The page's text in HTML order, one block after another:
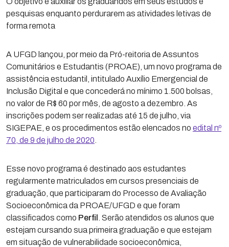
pesquisas enquanto perdurarem as atividades letivas de
forma remota
A UFGD lançou, por meio da Pró-reitoria de Assuntos
Comunitários e Estudantis (PROAE), um novo programa de
assistência estudantil, intitulado Auxílio Emergencial de
Inclusão Digital e que concederá no mínimo 1.500 bolsas,
no valor de R$ 60 por mês, de agosto a dezembro. As
inscrições podem ser realizadas até 15 de julho, via
SIGEPAE, e os procedimentos estão elencados no edital nº
70, de 9 de julho de 2020
Esse novo programa é destinado aos estudantes
regularmente matriculados em cursos presenciais de
graduação, que participaram do Processo de Avaliação
Socioeconômica da PROAE/UFGD e que foram
classificados como Perfil
. Serão atendidos os alunos que
estejam cursando sua primeira graduação e que estejam
em situação de vulnerabilidade socioeconômica,